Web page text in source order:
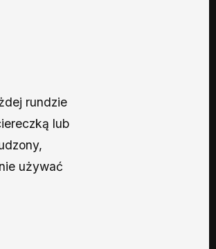
rundzie
lub
używać